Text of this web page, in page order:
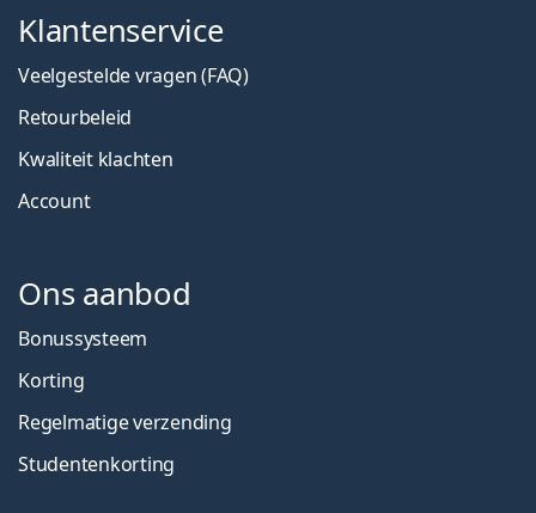
Klantenservice
Veelgestelde vragen (FAQ)
Retourbeleid
Kwaliteit klachten
Account
Ons aanbod
Bonussysteem
Korting
Regelmatige verzending
Studentenkorting